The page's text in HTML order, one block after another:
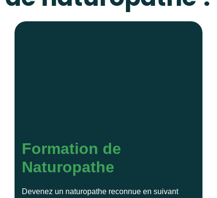
Formation de
Naturopathe
Devenez un naturopathe reconnue en suivant